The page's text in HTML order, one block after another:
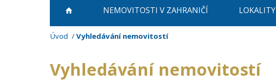
NEMOVITOSTI V ZAHRANIČÍ LOKALITY
Úvod Vyhledávání nemovitostí
Vyhledávání nemovitostí